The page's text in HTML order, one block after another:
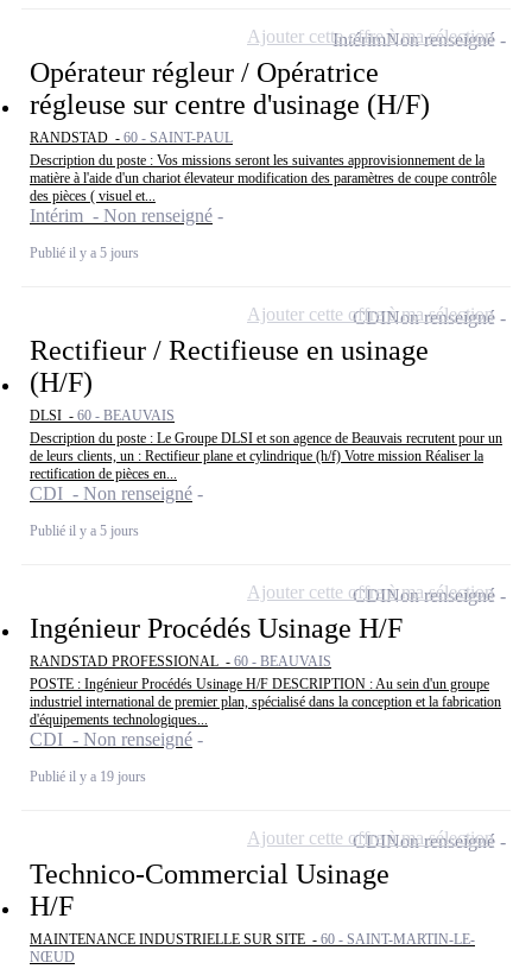
Opérateur régleur / Opératrice
régleuse sur centre d'usinage (H/F)
RANDSTAD - 60 - SAINT-PAUL
Description du poste : Vos missions seront les suivantes approvisionnement de la
matière à l'aide d'un chariot élevateur modification des paramètres de coupe contrôle
des pièces ( visuel et...
Intérim - Non renseigné
Publié il y a 5 jours
IntérimNon renseigné
Ajouter cette offre à ma sélection
Rectifieur / Rectifieuse en usinage
(H/F)
DLSI - 60 - BEAUVAIS
Description du poste : Le Groupe DLSI et son agence de Beauvais recrutent pour un
de leurs clients, un : Rectifieur plane et cylindrique (h/f) Votre mission Réaliser la
rectification de pièces en...
CDI - Non renseigné
Publié il y a 5 jours
CDINon renseigné
Ajouter cette offre à ma sélection
Ingénieur Procédés Usinage H/F
RANDSTAD PROFESSIONAL - 60 - BEAUVAIS
POSTE : Ingénieur Procédés Usinage H/F DESCRIPTION : Au sein d'un groupe
industriel international de premier plan, spécialisé dans la conception et la fabrication
d'équipements technologiques...
CDI - Non renseigné
Publié il y a 19 jours
CDINon renseigné
Ajouter cette offre à ma sélection
Technico-Commercial Usinage
H/F
MAINTENANCE INDUSTRIELLE SUR SITE - 60 - SAINT-MARTIN-LE-
NŒUD
CDINon renseigné
Ajouter cette offre à ma sélection